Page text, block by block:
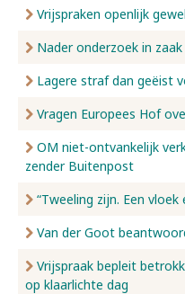
Vrijspraken openlijk
Nader onderzoek in
Lagere straf dan geëist
Vragen Europees Hof
OM niet-ontvankelijk
zender Buitenpost
“Tweeling zijn. Een vloek
Van der Goot
Vrijspraak bepleit
op klaarlichte dag